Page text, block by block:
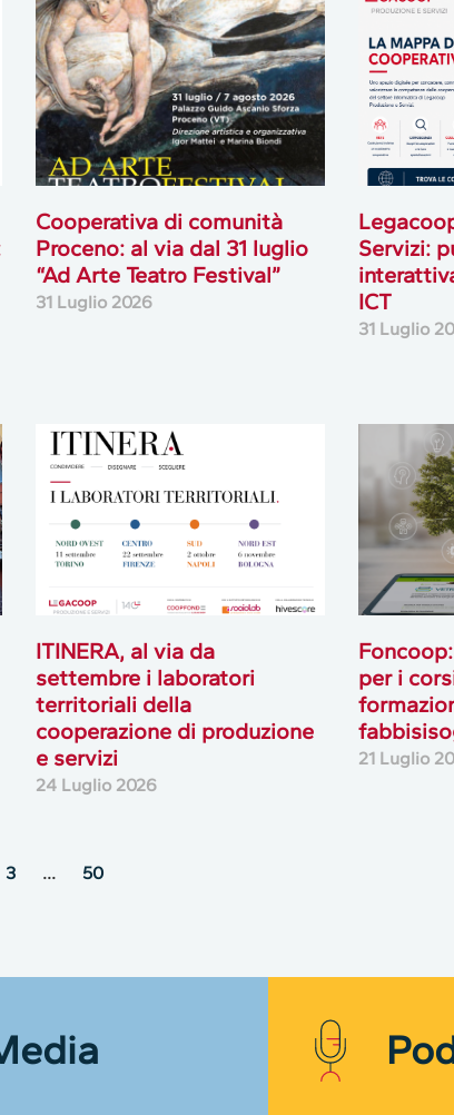
Cooperativa di comunità
Proceno: al via dal 31 luglio
“Ad Arte Teatro Festival”
31 Luglio 2026
Servizi:
ICT
31 Luglio
ITINERA, al via da
settembre i laboratori
territoriali della
cooperazione di produzione
e servizi
24 Luglio 2026
per i
21 Luglio
3 … 50
Rifiuta cookie
dei